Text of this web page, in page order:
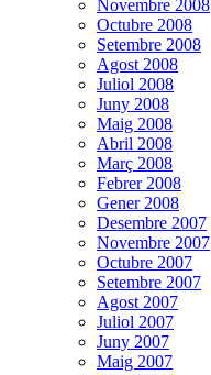
Novembre 2008
Octubre 2008
Setembre 2008
Agost 2008
Juliol 2008
Juny 2008
Maig 2008
Abril 2008
Març 2008
Febrer 2008
Gener 2008
Desembre 2007
Novembre 2007
Octubre 2007
Setembre 2007
Agost 2007
Juliol 2007
Juny 2007
Maig 2007